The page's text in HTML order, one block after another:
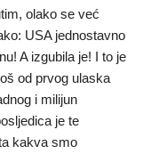
olako se već
USA jednostavno
A izgubila je! I to je
od prvog ulaska
i milijun
je te
kakva smo